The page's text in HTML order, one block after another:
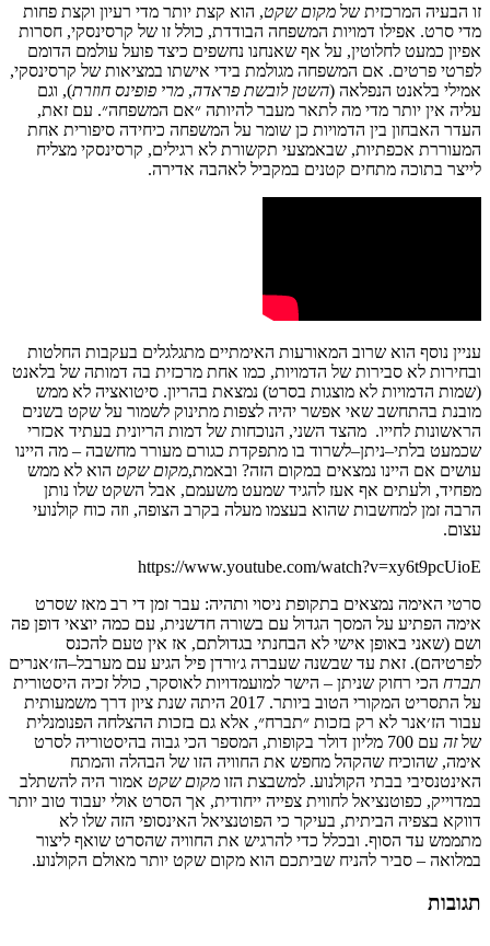
זו הבעיה המרכזית של מקום שקט, הוא קצת יותר מדי רעיון וקצת פחות
מדי סרט. אפילו דמויות המשפחה הבודדת, כולל זו של קרסינסקי, חסרות
אפיון כמעט לחלוטין, על אף שאנחנו נחשפים כיצד פועל עולמם הדומם
לפרטי פרטים. אם המשפחה מגולמת בידי אישתו במציאות של קרסינסקי,
אמילי בלאנט הנפלאה (השטן לובשת פראדה, מרי פופינס חוזרת), וגם
עליה אין יותר מדי מה לתאר מעבר להיותה ״אם המשפחה״. עם זאת,
העדר האבחון בין הדמויות כן שומר על המשפחה כיחידה סיפורית אחת
המעוררת אכפתיות, שבאמצעי תקשורת לא רגילים, קרסינסקי מצליח
לייצר בתוכה מתחים קטנים במקביל לאהבה אדירה.
עניין נוסף הוא שרוב המאורעות האימתיים מתגלגלים בעקבות החלטות
ובחירות לא סבירות של הדמויות, כמו אחת מרכזית בה דמותה של בלאנט
(שמות הדמויות לא מוצגות בסרט) נמצאת בהריון. סיטואציה לא ממש
מובנת בהתחשב שאי אפשר יהיה לצפות מתינוק לשמור על שקט בשנים
הראשונות לחייו. מהצד השני, הנוכחות של דמות הריונית בעתיד אכזרי
שכמעט בלתי–ניתן–לשרוד בו מתפקדת כגורם מעורר מחשבה – מה היינו
עושים אם היינו נמצאים במקום הזה? ובאמת,מקום שקט הוא לא ממש
מפחיד, ולעתים אף אעז להגיד שמעט משעמם, אבל השקט שלו נותן
הרבה זמן למחשבות שהוא בעצמו מעלה בקרב הצופה, וזה כוח קולנועי
עצום.
https://www.youtube.com/watch?v=xy6t9pcUioE
סרטי האימה נמצאים בתקופת ניסוי ותהיה: עבר זמן די רב מאז שסרט
אימה הפתיע על המסך הגדול עם בשורה חדשנית, עם כמה יוצאי דופן פה
ושם (שאני באופן אישי לא הבחנתי בגדולתם, אז אין טעם להכנס
לפרטיהם). זאת עד שבשנה שעברה ג׳ורדן פיל הגיע עם מערבל–הז׳אנרים
תברח הכי רחוק שניתן – הישר למועמדויות לאוסקר, כולל זכיה היסטורית
על התסריט המקורי הטוב ביותר. 2017 היתה שנת ציון דרך משמעותית
עבור הז׳אנר לא רק בזכות ״תברח״, אלא גם בזכות ההצלחה הפנומנלית
של זה עם מליון דולר בקופות, המספר הכי גבוה בהיסטוריה לסרט
אימה, שהוכיח שהקהל מחפש את החוויה הזו של הבהלה והמתח
האינטנסיבי בבתי הקולנוע. למשבצת הזו מקום שקט אמור היה להשתלב
במדוייק, כפוטנציאל לחווית צפייה ייחודית, אך הסרט אולי יעבוד טוב יותר
דווקא בצפיה הביתית, בעיקר כי הפוטנציאל האינסופי הזה שלו לא
מתממש עד הסוף. ובכלל כדי להרגיש את החוויה שהסרט שואף ליצור
במלואה – סביר להניח שביתכם הוא מקום שקט יותר מאולם הקולנוע.
תגובות